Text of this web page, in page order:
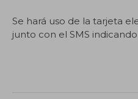
Se hará uso de la tarjeta
junto con el SMS